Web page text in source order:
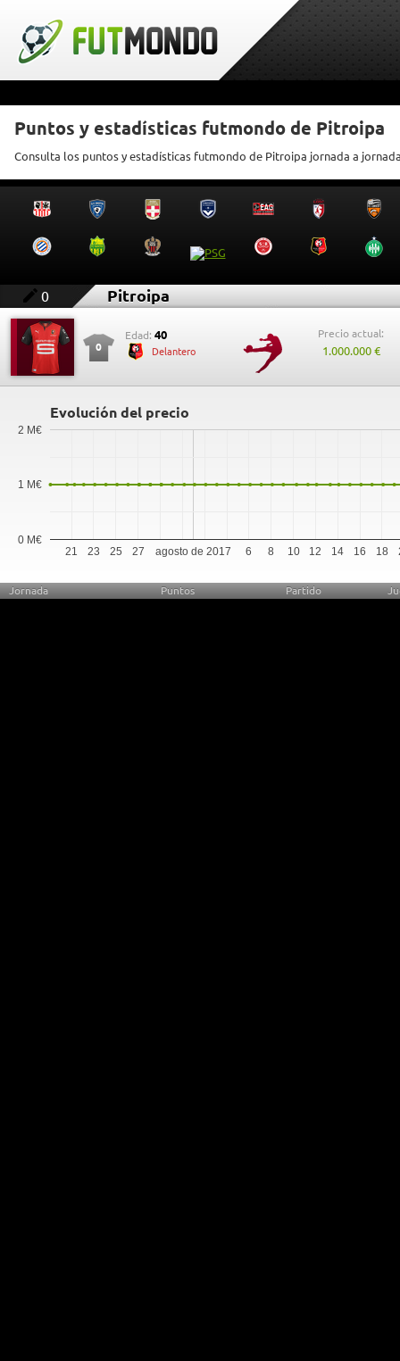
Puntos y estadísticas futmondo de Pitroipa
Consulta los puntos y estadísticas futmondo de Pitroipa jornada a
0 Pitroipa
0
Edad: 40
Delantero
Precio actual:
1.000.000 €
Evolución del precio
agosto de 2017
21 23 25 27 6 8 10 12 14 16 18
0 M€
1 M€
2 M€
Jornada Puntos Partido